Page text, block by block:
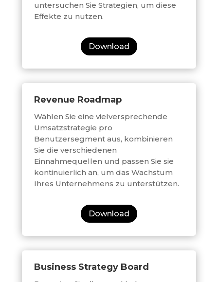
untersuchen Sie Strategien, um diese
Effekte zu nutzen.
Download
Revenue Roadmap
Wählen Sie eine vielversprechende
Umsatzstrategie pro
Benutzersegment aus, kombinieren
Sie die verschiedenen
Einnahmequellen und passen Sie sie
kontinuierlich an, um das Wachstum
Ihres Unternehmens zu unterstützen.
Download
Business Strategy Board